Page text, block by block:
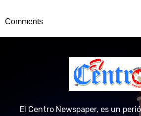
Comments
El Centro Newspaper, es un